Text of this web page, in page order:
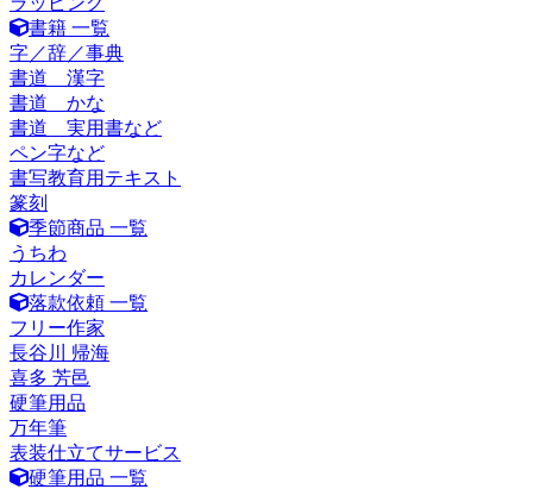
書籍 一覧
字／辞／事典
書道 漢字
書道 かな
書道 実用書など
ペン字など
書写教育用テキスト
篆刻
季節商品 一覧
うちわ
カレンダー
落款依頼 一覧
フリー作家
長谷川 帰海
喜多 芳邑
硬筆用品
万年筆
表装仕立てサービス
硬筆用品 一覧